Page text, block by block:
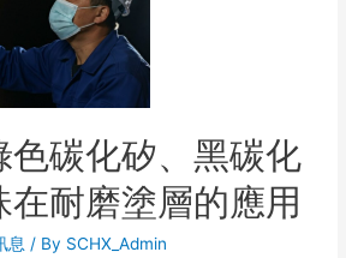
色碳化矽、黑碳化
耐磨塗層的應用
息 / By SCHX_Admin